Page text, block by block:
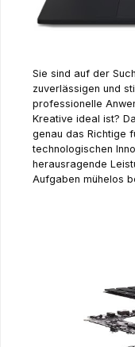
Sie sind auf der
zuverlässigen und
professionelle
Kreative ideal ist?
genau das Richtige
technologischen
herausragende
Aufgaben mühelos